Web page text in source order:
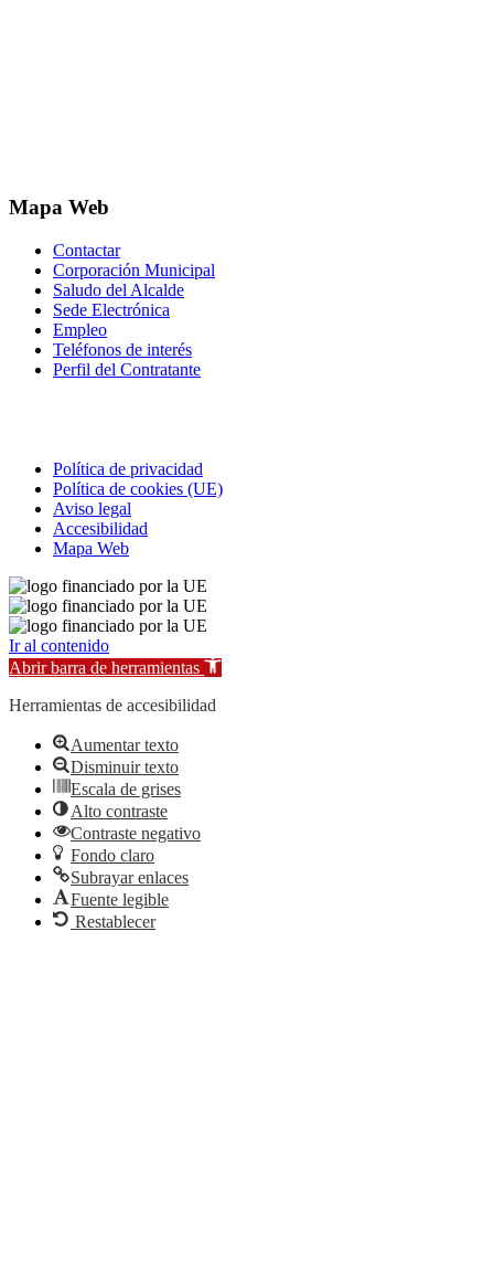
Mapa Web
Contactar
Corporación Municipal
Saludo del Alcalde
Sede Electrónica
Empleo
Teléfonos de interés
Perfil del Contratante
Política de privacidad
Política de cookies (UE)
Aviso legal
Accesibilidad
Mapa Web
Ir al contenido
Abrir barra de herramientas
Herramientas de accesibilidad
Aumentar texto
Disminuir texto
Escala de grises
Alto contraste
Contraste negativo
Fondo claro
Subrayar enlaces
Fuente legible
Restablecer